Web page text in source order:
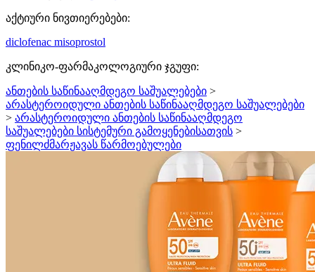
აქტიური ნივთიერებები:
diclofenac misoprostol
კლინიკო-ფარმაკოლოგიური ჯგუფი:
ანთების საწინააღმდეგო საშუალებები >
არასტეროიდული ანთების საწინააღმდეგო საშუალებები
> არასტეროიდული ანთების საწინააღმდეგო
საშუალებები სისტემური გამოყენებისათვის >
ფენილძმარჟავას წარმოებულები